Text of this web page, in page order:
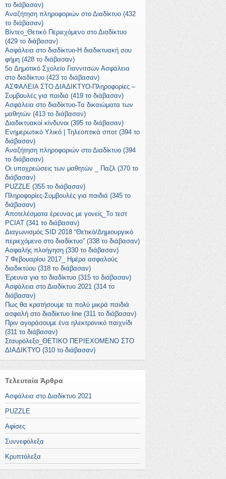
το διάβασαν)
Αναζήτηση πληροφοριών στο Διαδίκτυο (432
το διάβασαν)
Βίντεο_Θετικό Περιεχόμενο στο Διαδίκτυο
(429 το διάβασαν)
Ασφάλεια στο διαδίκτυο-Η διαδικτυακή σου
φήμη (428 το διάβασαν)
5o Δημοτικό Σχολείο Γιαννιτσών Ασφάλεια
στο διαδίκτυο (423 το διάβασαν)
ΑΣΦΑΛΕΙΑ ΣΤΟ ΔΙΑΔΙΚΤΥΟ-Πληροφορίες –
Συμβουλές για παιδιά (419 το διάβασαν)
Ασφάλεια στο διαδίκτυο-Τα δικαιώματα των
μαθητών (413 το διάβασαν)
Διαδικτυακοί κίνδυνοι (395 το διάβασαν)
Ενημερωτικό Υλικό | Τηλεοπτικά σποτ (394 το
διάβασαν)
Αναζήτηση πληροφοριών στο Διαδίκτυο (394
το διάβασαν)
Οι υποχρεώσεις των μαθητών _ Παζλ (370 το
διάβασαν)
PUZZLE (355 το διάβασαν)
Πληροφορίες-Συμβουλές για παιδιά (345 το
διάβασαν)
Αποτελέσματα έρευνας με γονείς_Το τεστ
PCIAT (341 το διάβασαν)
Διαγωνισμός SID 2018 “Θετικό/Δημιουργικό
περιεχόμενο στο διαδίκτυο” (338 το διάβασαν)
Ασφαλής πλοήγηση (330 το διάβασαν)
7 Φεβουαρίου 2017_ Ημέρα ασφαλούς
διαδικτύου (318 το διάβασαν)
Έρευνα για το διαδίκτυο (315 το διάβασαν)
Ασφάλεια στο Διαδίκτυο 2021 (314 το
διάβασαν)
Πως θα κρατήσουμε τα πολύ μικρά παιδιά
ασφαλή στο διαδίκτυο line (311 το διάβασαν)
Πριν αγοράσουμε ένα ηλεκτρονικό παιχνίδι
(311 το διάβασαν)
Σταυρόλεξο_ΘΕΤΙΚΟ ΠΕΡΙΕΧΟΜΕΝΟ ΣΤΟ
ΔΙΑΔΙΚΤΥΟ (310 το διάβασαν)
Τελευταία Άρθρα
Ασφάλεια στο Διαδίκτυο 2021
PUZZLE
Αφίσες
Συννεφόλεξα
Κρυπτόλεξα